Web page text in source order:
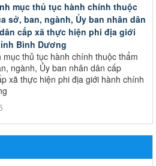
mục thủ tục hành chính thuộc
sở, ban, ngành, Ủy ban nhân dân
cấp xã thực hiện phi địa giới
Bình Dương
thủ tục hành chính thuộc thẩm
ngành, Ủy ban nhân dân cấp
xã thực hiện phi địa giới hành chính
phố Bến Cát
pháp luật năm 2025 của ngành